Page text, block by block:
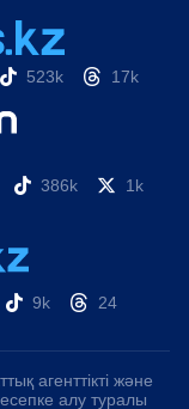
523k 17k
386k
1k
9k 24
агенттікті және
алу туралы